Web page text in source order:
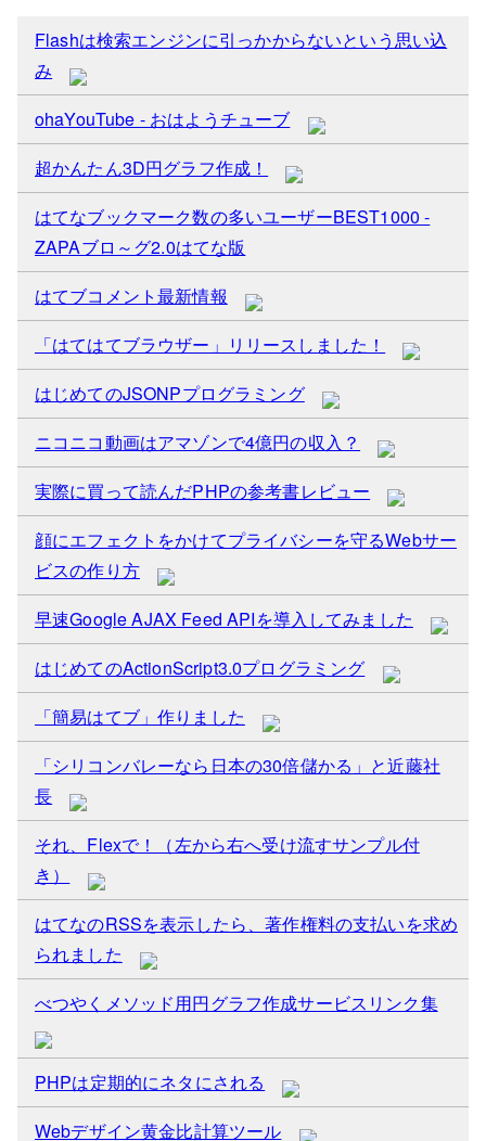
Flashは検索エンジンに引っかからないという思い込
み
ohaYouTube - おはようチューブ
超かんたん3D円グラフ作成！
はてなブックマーク数の多いユーザーBEST1000 -
ZAPAブロ～グ2.0はてな版
はてブコメント最新情報
「はてはてブラウザー」リリースしました！
はじめてのJSONPプログラミング
ニコニコ動画はアマゾンで4億円の収入？
実際に買って読んだPHPの参考書レビュー
顔にエフェクトをかけてプライバシーを守るWebサー
ビスの作り方
早速Google AJAX Feed APIを導入してみました
はじめてのActionScript3.0プログラミング
「簡易はてブ」作りました
「シリコンバレーなら日本の30倍儲かる」と近藤社
長
それ、Flexで！（左から右へ受け流すサンプル付
き）
はてなのRSSを表示したら、著作権料の支払いを求め
られました
べつやくメソッド用円グラフ作成サービスリンク集
PHPは定期的にネタにされる
Webデザイン黄金比計算ツール